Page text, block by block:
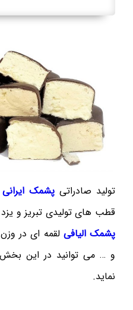
تولید صادراتی پشمک ایرانی
قطب های تولیدی تبریز و
پشمک الیافی
و … می توانید در این
نماید.